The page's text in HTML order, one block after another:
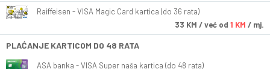
Raiffeisen - VISA Magic Card kartica (do 36 rata)
33 KM / već od 1 KM / mj.
PLAĆANJE KARTICOM DO 48 RATA
ASA banka - VISA Super naša kartica (do 48 rata)